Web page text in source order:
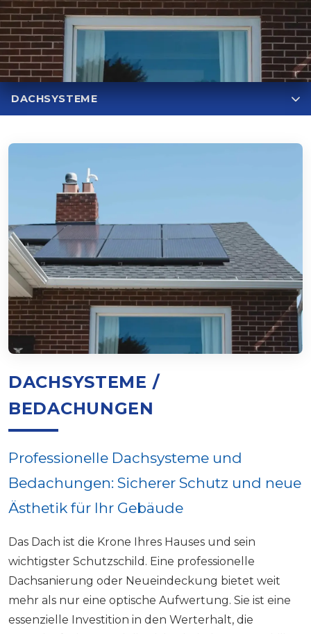
DACHSYSTEME
DACHSYSTEME /
BEDACHUNGEN
Professionelle Dachsysteme und
Bedachungen: Sicherer Schutz und neue
Ästhetik für Ihr Gebäude
Das Dach ist die Krone Ihres Hauses und sein
wichtigster Schutzschild. Eine professionelle
Dachsanierung oder Neueindeckung bietet weit
mehr als nur eine optische Aufwertung. Sie ist eine
essenzielle Investition in den Werterhalt, die